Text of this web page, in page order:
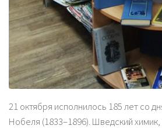
21 октября исполнилось 185 лет со
Нобеля (1833–1896). Шведский